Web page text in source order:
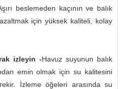
beslemeden kaçının ve balık
için yüksek kaliteli, kolay
izleyin -Havuz suyunun balık
emin olmak için su kalitesini
İzleme öğeleri arasında su